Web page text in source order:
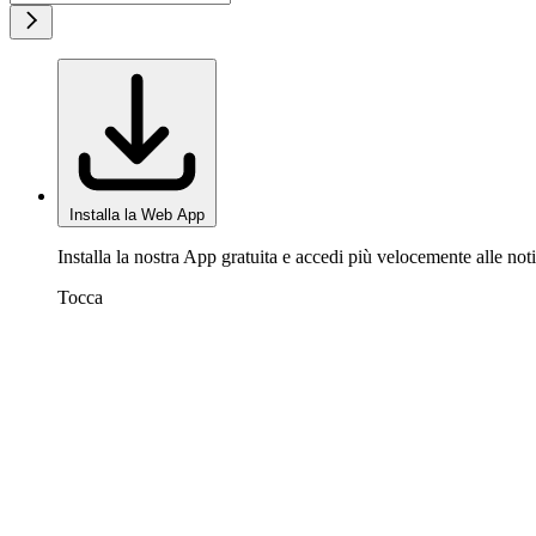
Installa la Web App
Installa la nostra App gratuita e accedi più velocemente alle
Tocca